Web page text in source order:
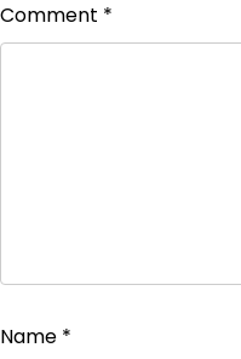
Comment *
Name *